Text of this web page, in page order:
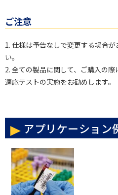
ご注意
1. 仕様は予告なしで変更する場合
い。
2. 全ての製品に関して、ご購入の
適応テストの実施をお勧めします。
アプリケーション